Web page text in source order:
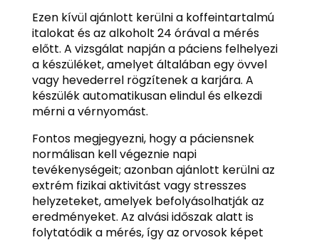
Ezen kívül ajánlott kerülni a koffeintartalmú
italokat és az alkoholt 24 órával a mérés
előtt. A vizsgálat napján a páciens felhelyezi
a készüléket, amelyet általában egy övvel
vagy hevederrel rögzítenek a karjára. A
készülék automatikusan elindul és elkezdi
mérni a vérnyomást.
Fontos megjegyezni, hogy a páciensnek
normálisan kell végeznie napi
tevékenységeit; azonban ajánlott kerülni az
extrém fizikai aktivitást vagy stresszes
helyzeteket, amelyek befolyásolhatják az
eredményeket. Az alvási időszak alatt is
folytatódik a mérés, így az orvosok képet